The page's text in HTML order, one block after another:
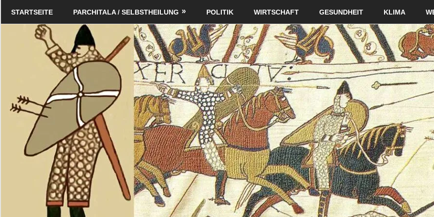
Schildverlag
STARTSEITE PARCHITALA / SELBSTHEILUNG POLITIK WIRTSCHAFT GESUNDHEIT KLIMA